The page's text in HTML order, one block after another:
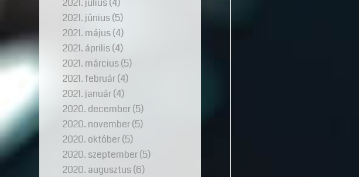
2021. június(5)
2021. május(4)
2021. április(4)
2021. március(5)
2021. február(4)
2021. január(4)
2020. december(5)
2020. november(5)
2020. október(5)
2020. szeptember(5)
2020. augusztus(6)